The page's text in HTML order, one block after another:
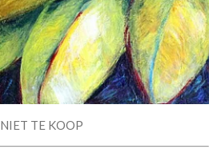
NIET TE KOOP